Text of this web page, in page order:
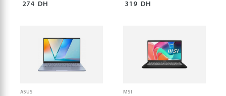
274 DH 319 DH
ASUS MSI